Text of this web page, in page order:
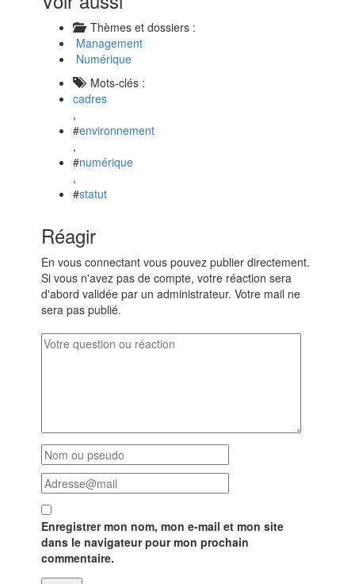
Thèmes et dossiers :
Management
Numérique
Mots-clés :
cadres
,
#environnement
,
#numérique
,
#statut
Réagir
En vous connectant vous pouvez publier directement.
Si vous n'avez pas de compte, votre réaction sera
d'abord validée par un administrateur. Votre mail ne
sera pas publié.
Enregistrer mon nom, mon e-mail et mon site
dans le navigateur pour mon prochain
commentaire.